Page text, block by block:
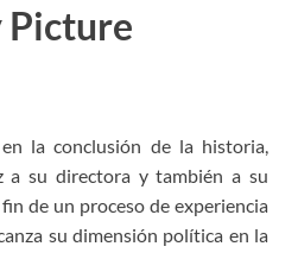
Picture
la conclusión de la historia,
a su directora y también a su
de un proceso de experiencia
su dimensión política en la